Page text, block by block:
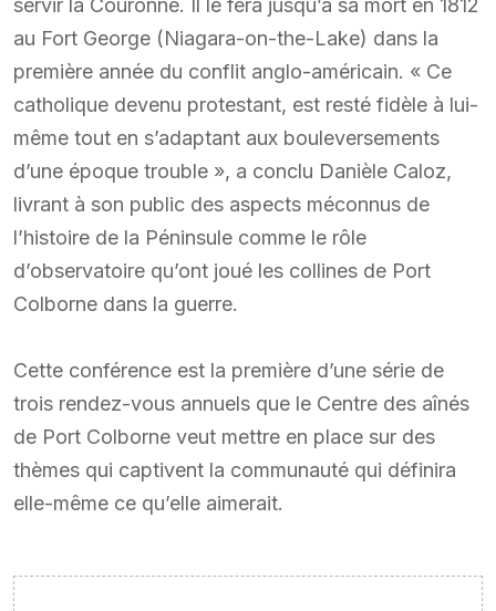
au Fort George (Niagara-on-the-Lake) dans la
première année du conflit anglo-américain. « Ce
catholique devenu protestant, est resté fidèle à lui-
même tout en s’adaptant aux bouleversements
d’une époque trouble », a conclu Danièle Caloz,
livrant à son public des aspects méconnus de
l’histoire de la Péninsule comme le rôle
d’observatoire qu’ont joué les collines de Port
Colborne dans la guerre.
Cette conférence est la première d’une série de
trois rendez-vous annuels que le Centre des aînés
de Port Colborne veut mettre en place sur des
thèmes qui captivent la communauté qui définira
elle-même ce qu’elle aimerait.